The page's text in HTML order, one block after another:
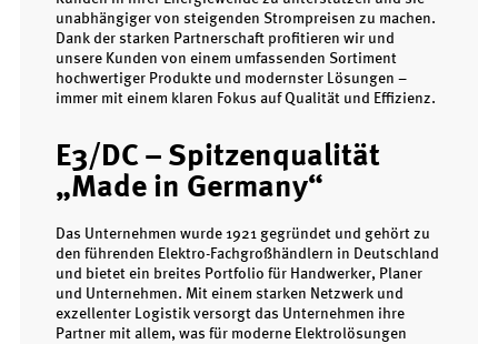
unabhängiger von steigenden Strompreisen zu machen.
Dank der starken Partnerschaft profitieren wir und
unsere Kunden von einem umfassenden Sortiment
hochwertiger Produkte und modernster Lösungen –
immer mit einem klaren Fokus auf Qualität und Effizienz.
E3/DC – Spitzenqualität
„Made in Germany“
Das Unternehmen wurde 1921 gegründet und gehört zu
den führenden Elektro-Fachgroßhändlern in Deutschland
und bietet ein breites Portfolio für Handwerker, Planer
und Unternehmen. Mit einem starken Netzwerk und
exzellenter Logistik versorgt das Unternehmen ihre
Partner mit allem, was für moderne Elektrolösungen